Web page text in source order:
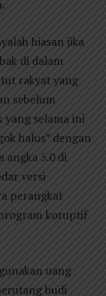
hiasan jika
di dalam
rakyat yang
sebelum
yang selama ini
halus” dengan
angka 5.0 di
versi
perangkat
koruptif
uang
budi